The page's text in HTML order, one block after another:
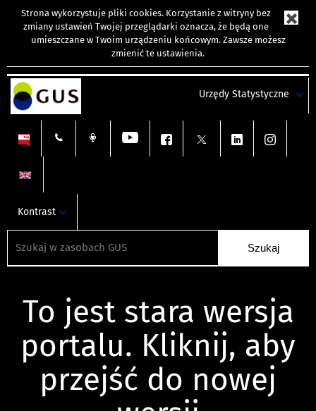
Strona wykorzystuje pliki cookies. Korzystanie z witryny bez
zmiany ustawień Twojej przeglądarki oznacza, że będą one
umieszczane w Twoim urządzeniu końcowym. Zawsze możesz
zmienić te ustawienia.
Urzędy Statystyczne
Kontrast
To jest stara wersja
portalu. Kliknij, aby
przejść do nowej